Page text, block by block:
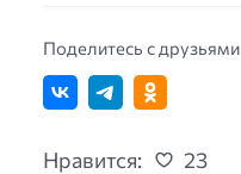
Поделитесь с друзьями
Нравится: 23